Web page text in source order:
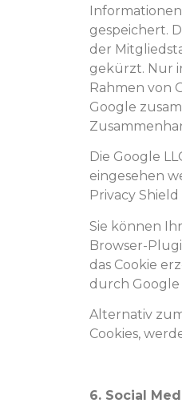
gespeichert.
der
gekürzt. Nur
Rahmen von
Google
Die Google
eingesehen
Privacy
Sie können
Browser-
das Cookie
durch
Alternativ
Cookies,
6. Social